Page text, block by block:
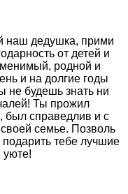
наш дедушка, прими
от детей и
родной и
и на долгие годы
не будешь знать ни
Ты прожил
был справедлив и с
семье. Позволь
подарить тебе лучшие
уюте!